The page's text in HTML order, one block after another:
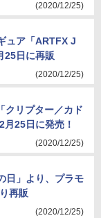
(2020/12/25)
ュア「ARTFX J
25日に再販
(2020/12/25)
クリプター／カド
25日に発売！
(2020/12/25)
日」より、プラモ
再販
(2020/12/25)